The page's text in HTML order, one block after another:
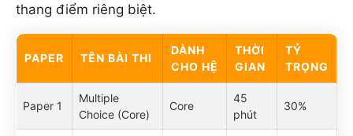
thang điểm riêng biệt.
PAPER TÊN BÀI THI
DÀNH
CHO HỆ
THỜI
GIAN
TỶ
TRỌNG
Paper 1
Multiple
Choice (Core)
Core
45
phút
30%